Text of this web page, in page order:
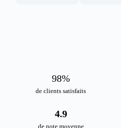
de clients satisfaits
98%
de note moyenne
4.9